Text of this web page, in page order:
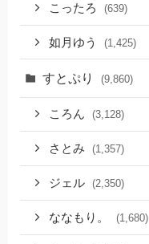
こったろ (639)
如月ゆう (1,425)
すとぷり (9,860)
ころん (3,128)
さとみ (1,357)
ジェル (2,350)
ななもり。 (1,680)